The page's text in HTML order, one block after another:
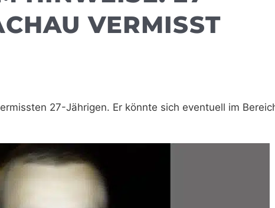
VERMISST
27-Jährigen. Er könnte sich eventuell im